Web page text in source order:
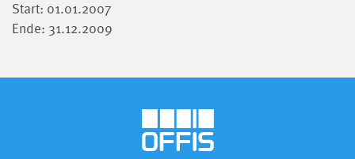
Start: 01.01.2007
Ende: 31.12.2009